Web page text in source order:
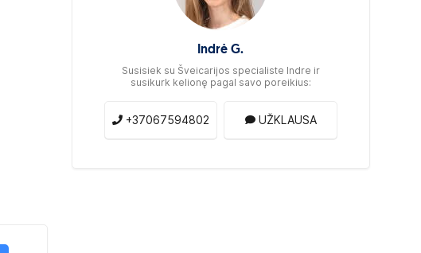
Indrė G.
Susisiek su Šveicarijos specialiste Indre ir
susikurk kelionę pagal savo poreikius:
+37067594802 UŽKLAUSA